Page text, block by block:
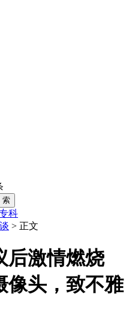
科
> 正文
后激情燃烧
头，致不雅